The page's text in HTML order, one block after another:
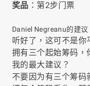
奖品 ：第2步门票
Daniel Negreanu的建议
听好了，这可不是你
拥有三个起始筹码，
我的最大建议？
不要因为有三个筹码